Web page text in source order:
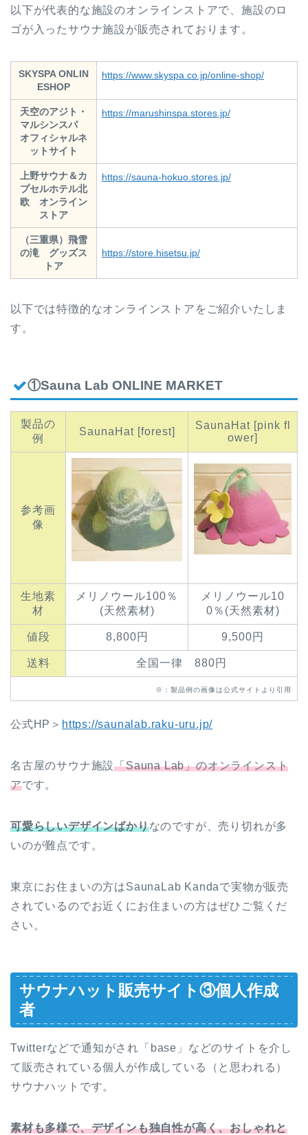
以下が代表的な施設のオンラインストアで、施設のロ
ゴが入ったサウナ施設が販売されております。
SKYSPA ONLIN
ESHOP
https://www.skyspa.co.jp/online-shop/
天空のアジト・
マルシンスパ
オフィシャルネ
ットサイト
https://marushinspa.stores.jp/
上野サウナ＆カ
プセルホテル北
欧 オンライン
ストア
https://sauna-hokuo.stores.jp/
（三重県）飛雪
の滝 グッズス
トア
https://store.hisetsu.jp/
以下では特徴的なオンラインストアをご紹介いたしま
す。
①Sauna Lab ONLINE MARKET
製品の
例
SaunaHat [forest]
SaunaHat [pink fl
ower]
参考画
像
生地素
材
メリノウール100％
(天然素材)
メリノウール10
0％(天然素材)
値段 8,800円 9,500円
送料 全国一律 880円
※：製品例の画像は公式サイトより引用
公式HP＞ https://saunalab.raku-uru.jp/
名古屋のサウナ施設「Sauna Lab」のオンラインスト
アです。
可愛らしいデザインばかりなのですが、売り切れが多
いのが難点です。
東京にお住まいの方はSaunaLab Kandaで実物が販売
されているのでお近くにお住まいの方はぜひご覧くだ
さい。
サウナハット販売サイト③個人作成
者
Twitterなどで通知がされ「base」などのサイトを介し
て販売されている個人が作成している（と思われる）
サウナハットです。
素材も多様で、デザインも独自性が高く、おしゃれと